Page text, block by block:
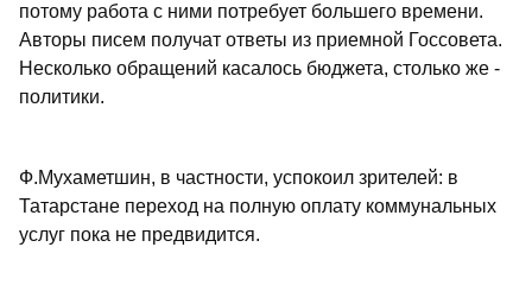
потому работа с ними потребует большего времени.
Авторы писем получат ответы из приемной Госсовета.
Несколько обращений касалось бюджета, столько же -
политики.
Ф.Мухаметшин, в частности, успокоил зрителей: в
Татарстане переход на полную оплату коммунальных
услуг пока не предвидится.